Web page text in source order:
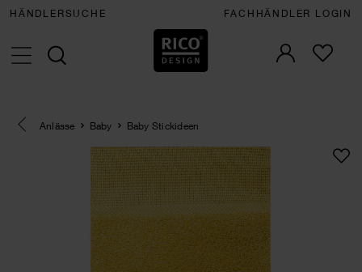
HÄNDLERSUCHE FACHHÄNDLER LOGIN
Eine Kategorie zurück navigieren
Anlässe Baby Baby Stickideen